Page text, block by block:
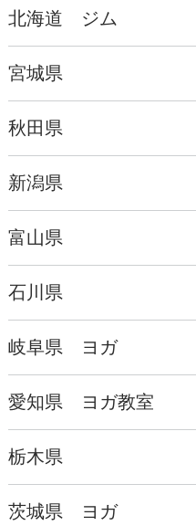
北海道 ジム
宮城県
秋田県
新潟県
富山県
石川県
岐阜県 ヨガ
愛知県 ヨガ教室
栃木県
茨城県 ヨガ